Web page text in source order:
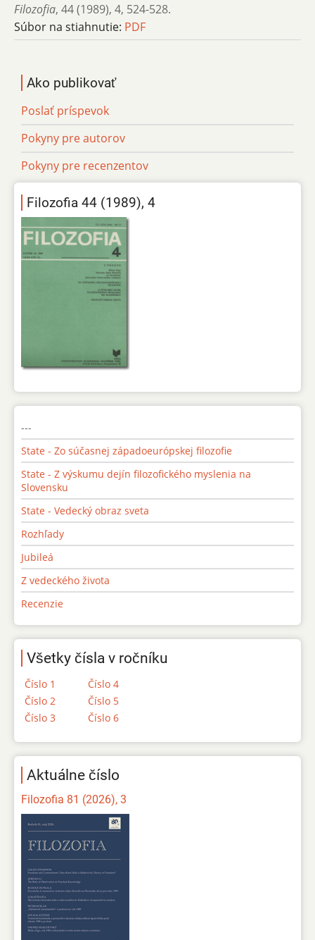
Filozofia, 44 (1989), 4, 524-528.
Súbor na stiahnutie: PDF
Ako publikovať
Poslať príspevok
Pokyny pre autorov
Pokyny pre recenzentov
Filozofia 44 (1989), 4
---
State - Zo súčasnej západoeurópskej filozofie
State - Z výskumu dejín filozofického myslenia na
Slovensku
State - Vedecký obraz sveta
Rozhľady
Jubileá
Z vedeckého života
Recenzie
Všetky čísla v ročníku
Číslo 1
Číslo 2
Číslo 3
Číslo 4
Číslo 5
Číslo 6
Aktuálne číslo
Filozofia 81 (2026), 3